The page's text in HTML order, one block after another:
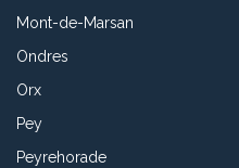
Mont-de-Marsan
Ondres
Orx
Pey
Peyrehorade